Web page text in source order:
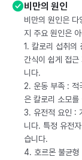
비만의 원인
비만의 원인은
지 주요 원인은
1. 칼로리 섭취의
간식이 쉽게 접근
니다.
2. 운동 부족 : 적
은 칼로리 소모
3. 유전적 요인 :
니다. 특정 유전
습니다.
4. 호르몬 불균형